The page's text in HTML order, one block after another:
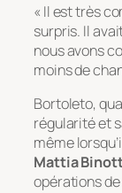
« Il est très
surpris. Il
nous avons
moins de
Bortoleto,
régularité et
même
Mattia
opérations de